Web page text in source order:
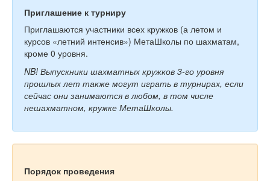
Приглашение к турниру
Приглашаются участники всех кружков (а летом и
курсов «летний интенсив») МетаШколы по шахматам,
кроме 0 уровня.
NB! Выпускники шахматных кружков 3-го уровня
прошлых лет также могут играть в турнирах, если
сейчас они занимаются в любом, в том числе
нешахматном, кружке МетаШколы.
Порядок проведения